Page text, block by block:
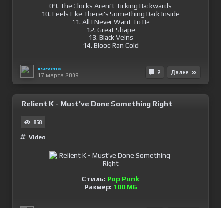
09. The Clocks Arenґt Ticking Backwards
10. Feels Like Thereґs Something Dark Inside
11. All I Never Want To Be
12. Great Shape
13. Black Veins
14. Blood Ran Cold
xsevenx
17 марта 2009
2 Далее
Relient K - Must've Done Something Right
858
Video
Стиль: Pop Punk
Размер: 100 МБ